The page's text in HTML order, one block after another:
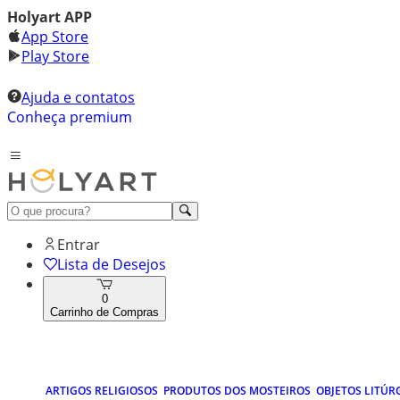
Holyart APP
App Store
Play Store
Ajuda e contatos
Conheça premium
Entrar
Lista de Desejos
0
Carrinho de Compras
ARTIGOS RELIGIOSOS PRODUTOS DOS MOSTEIROS OBJETOS